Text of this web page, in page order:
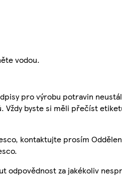
vodou.
pro výrobu potravin
byste si měli přečíst
kontaktujte prosím
odpovědnost za jakékoliv